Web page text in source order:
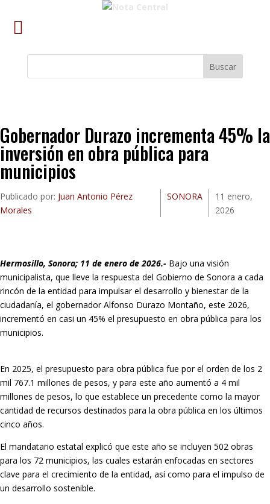
Buscar
Gobernador Durazo incrementa 45% la
inversión en obra pública para
municipios
Publicado por: Juan Antonio Pérez
Morales
SONORA
11 enero,
2026
Hermosillo, Sonora; 11 de enero de 2026.- Bajo una visión
municipalista, que lleve la respuesta del Gobierno de Sonora a cada
rincón de la entidad para impulsar el desarrollo y bienestar de la
ciudadanía, el gobernador Alfonso Durazo Montaño, este 2026,
incrementó en casi un 45% el presupuesto en obra pública para los
municipios.
En 2025, el presupuesto para obra pública fue por el orden de los 2
mil 767.1 millones de pesos, y para este año aumentó a 4 mil
millones de pesos, lo que establece un precedente como la mayor
cantidad de recursos destinados para la obra pública en los últimos
cinco años.
El mandatario estatal explicó que este año se incluyen 502 obras
para los 72 municipios, las cuales estarán enfocadas en sectores
clave para el crecimiento de la entidad, así como para el impulso de
un desarrollo sostenible.